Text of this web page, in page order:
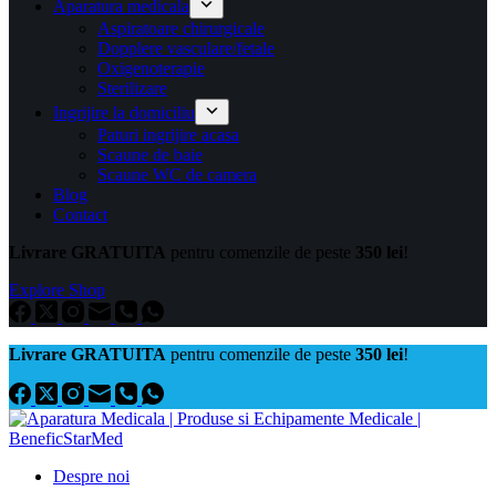
Aparatura medicala
Aspiratoare chirurgicale
Dopplere vasculare/fetale
Oxigenoterapie
Sterilizare
Ingrijire la domiciliu
Paturi ingrijire acasa
Scaune de baie
Scaune WC de camera
Blog
Contact
Livrare GRATUITA pentru comenzile de peste 350 lei!
Explore Shop
Livrare GRATUITA pentru comenzile de peste 350 lei!
Despre noi